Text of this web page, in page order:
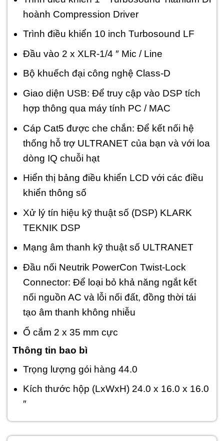
hoành Compression Driver
Trình điều khiển 10 inch Turbosound LF
Đầu vào 2 x XLR-1/4 ″ Mic / Line
Bộ khuếch đại công nghệ Class-D
Giao diện USB: Để truy cập vào DSP tích
hợp thông qua máy tính PC / MAC
Cáp Cat5 được che chắn: Để kết nối hệ
thống hỗ trợ ULTRANET của bạn và với loa
dòng IQ chuỗi hạt
Hiển thị bảng điều khiển LCD với các điều
khiển thông số
Xử lý tín hiệu kỹ thuật số (DSP) KLARK
TEKNIK DSP
Mạng âm thanh kỹ thuật số ULTRANET
Đầu nối Neutrik PowerCon Twist-Lock
Connector: Để loại bỏ khả năng ngắt kết
nối nguồn AC và lỗi nối đất, đồng thời tái
tạo âm thanh không nhiễu
Ổ cắm 2 x 35 mm cực
Thông tin bao bì
Trọng lượng gói hàng 44.0
Kích thước hộp (LxWxH) 24.0 x 16.0 x 16.0
″